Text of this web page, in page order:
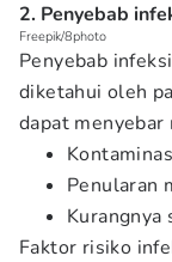
2. Penyebab
Freepik/8photo
Penyebab
diketahui oleh
dapat
Penularan
Kurangnya
Faktor risiko